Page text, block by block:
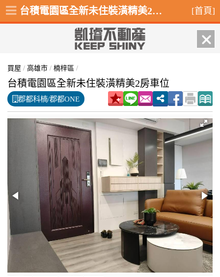
買屋 / 高雄市 / 楠梓區 /
台積電園區全新未住裝潢精美2房車位
郡都科楠/郡都ONE
台積電園區全新未住裝潢精美2房車位,楠梓區金富街 [首頁]